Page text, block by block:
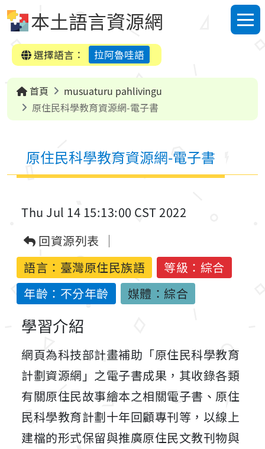
本土語言資源網
選單
選擇語言：
拉阿魯哇語
首頁
musuaturu pahlivingu
原住民科學教育資源網-電子書
原住民科學教育資源網-電子書
Thu Jul 14 15:13:00 CST 2022
回資源列表
語言： 臺灣原住民族語
等級：綜合
年齡：不分年齡
媒體：綜合
學習介紹
網頁為科技部計畫補助「原住民科學教育
計劃資源網」之電子書成果，其收錄各類
有關原住民故事繪本之相關電子書、原住
民科學教育計劃十年回顧專刊等，以線上
建檔的形式保留與推廣原住民文教刊物與